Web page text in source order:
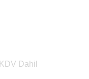
KDV Dahil